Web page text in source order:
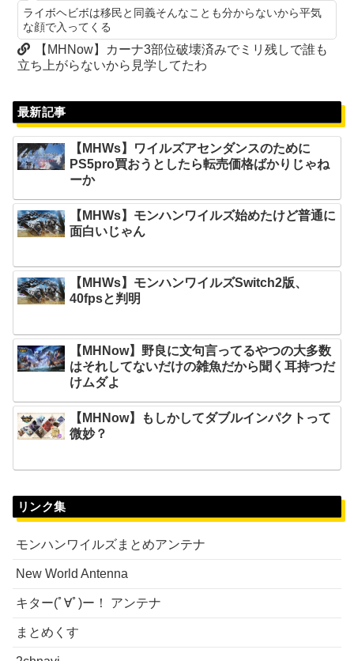
ライボヘビボは移民と同義そんなことも分からないから平気
な顔で入ってくる
【MHNow】カーナ3部位破壊済みでミリ残しで誰も
立ち上がらないから見学してたわ
最新記事
【MHWs】ワイルズアセンダンスのために
PS5pro買おうとしたら転売価格ばかりじゃね
ーか
【MHWs】モンハンワイルズ始めたけど普通に
面白いじゃん
【MHWs】モンハンワイルズSwitch2版、
40fpsと判明
【MHNow】野良に文句言ってるやつの大多数
はそれしてないだけの雑魚だから聞く耳持つだ
けムダよ
【MHNow】もしかしてダブルインパクトって
微妙？
リンク集
モンハンワイルズまとめアンテナ
New World Antenna
キター(ﾟ∀ﾟ)ー！ アンテナ
まとめくす